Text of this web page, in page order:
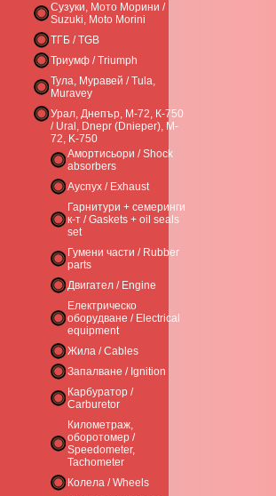
Сузуки, Мото Морини /
Suzuki, Moto Morini
ТГБ / TGB
Триумф / Triumph
Тула, Муравей / Tula,
Muravey
Урал, Днепър, М-72, К-750
/ Ural, Dnepr (Dnieper), M-
72, K-750
Амортисьори / Shock
absorbers
Ауспух / Exhaust
Гарнитури + семеринги
к-т / Gaskets + oil seals
set
Гумени части / Rubber
parts
Двигател / Engine
Електрическо
оборудване / Electrical
equipment
Жила / Cables
Запалване / Ignition
Карбуратор /
Carburetor
Километраж,
оборотомер /
Speedometer,
Tachometer
Колела / Wheels